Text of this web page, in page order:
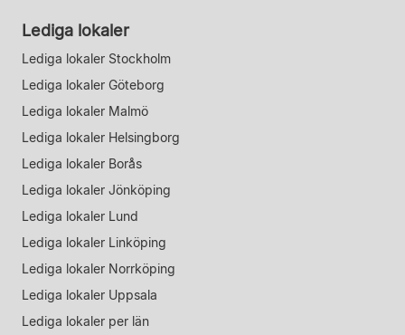
Lediga lokaler
Lediga lokaler Stockholm
Lediga lokaler Göteborg
Lediga lokaler Malmö
Lediga lokaler Helsingborg
Lediga lokaler Borås
Lediga lokaler Jönköping
Lediga lokaler Lund
Lediga lokaler Linköping
Lediga lokaler Norrköping
Lediga lokaler Uppsala
Lediga lokaler per län